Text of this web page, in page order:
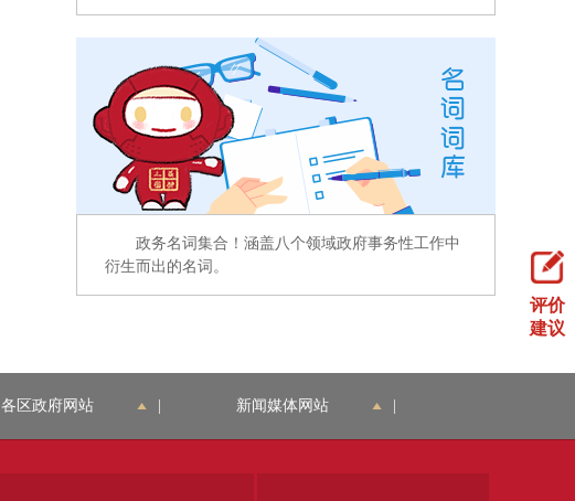
政务名词集合！涵盖八个领域政府事务性工作中
衍生而出的名词。
评价
建议
各区政府网站 新闻媒体网站